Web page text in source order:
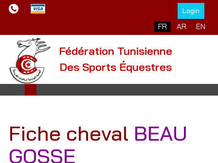
Login
Sélectionnez votre
FR AR EN
Fédération Tunisienne
Des Sports Équestres
Fiche cheval BEAU
GOSSE